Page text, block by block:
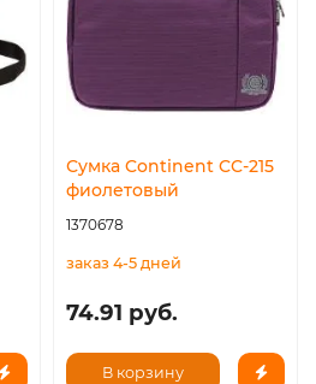
Сумка Continent CC-215
фиолетовый
1370678
заказ 4-5 дней
74.91 руб.
В корзину